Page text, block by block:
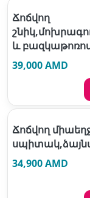
Ճոճվող
և
39,000 AMD
Ճոճվող
34,900 AMD